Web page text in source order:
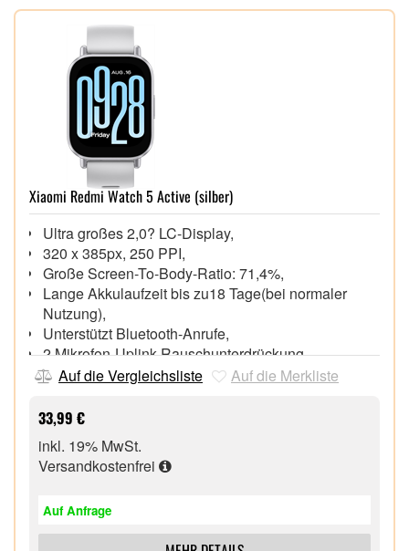
Xiaomi Redmi Watch 5 Active (silber)
Ultra großes 2,0? LC-Display,
320 x 385px, 250 PPI,
Große Screen-To-Body-Ratio: 71,4%,
Lange Akkulaufzeit bis zu18 Tage(bei normaler
Nutzung),
Unterstützt Bluetooth-Anrufe,
2 Mikrofon-Uplink-Rauschunterdrückung,
Erweiterte Fitness-und Trainingsverfolgung,
und mehr,
5 ATM Wasserdichtigkeit,
Auf die Vergleichsliste Auf die Merkliste
33,99 €
inkl. 19% MwSt.
Versandkostenfrei
Auf Anfrage